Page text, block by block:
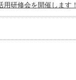
研修会を開催します！